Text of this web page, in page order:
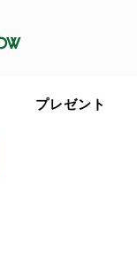
プレゼント